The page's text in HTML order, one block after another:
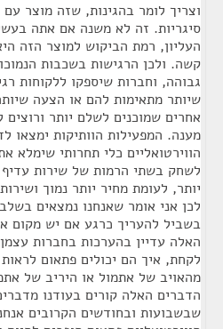
וצריך לומר בהגינות, שזה מוצר
סיגריות. זה לא משנה אם אתה
העליון, רמת הביקוש למוצר הזה
קשה. ולכן הרגישות בשכבות
גבוהה, וחברות שיספקו ללקוחות
שיותר מתאימות להם או הצעה
אחרים שמוכנים לשלם יותר
מענה. המפעילות הוותיקות ימצאו
הווירטואליים כלי תחרותי שימלא
לשחק בשתי הרמות של שירות
יותר, לעומת מחיר יותר נמוך
לכן אני אומר שאנחנו נמצאים
בשביל להעריך כרגע אם יש מקום
האלה עדיין בהערכות בחברות
לקחת, איך הם יכולים פתאום לראות
מהאויב של אתמול או היריב של
הדברים האלה קורים בעודנו
שבשבועות ובחודשים הקרובים